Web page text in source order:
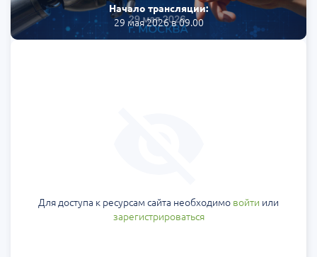
Начало трансляции:
29 мая 2026 в 09.00
Для доступа к ресурсам сайта необходимо войти или
зарегистрироваться